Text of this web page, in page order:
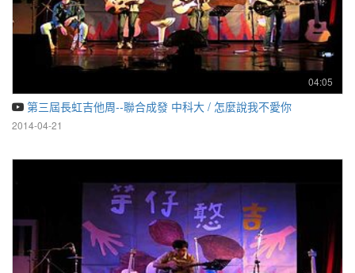
04:05
第三屆長虹吉他周--聯合成發 中科大 / 怎麼說我不愛你
2014-04-21